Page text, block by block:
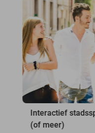
Interactief
(of meer)